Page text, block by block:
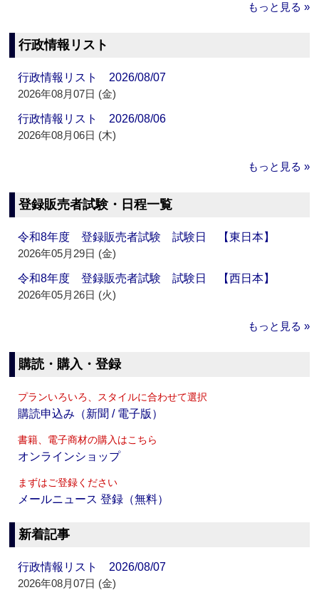
もっと見る »
行政情報リスト
行政情報リスト 2026/08/07
2026年08月07日 (金)
行政情報リスト 2026/08/06
2026年08月06日 (木)
もっと見る »
登録販売者試験・日程一覧
令和8年度 登録販売者試験 試験日 【東日本】
2026年05月29日 (金)
令和8年度 登録販売者試験 試験日 【西日本】
2026年05月26日 (火)
もっと見る »
購読・購入・登録
プランいろいろ、スタイルに合わせて選択
購読申込み（新聞 / 電子版）
書籍、電子商材の購入はこちら
オンラインショップ
まずはご登録ください
メールニュース 登録（無料）
新着記事
行政情報リスト 2026/08/07
2026年08月07日 (金)